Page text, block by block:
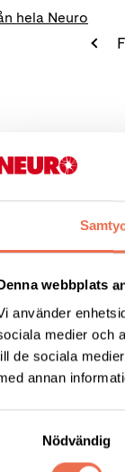
webbplats
använder
medier och
de sociala
annan
Nödvändig
hela Neuro